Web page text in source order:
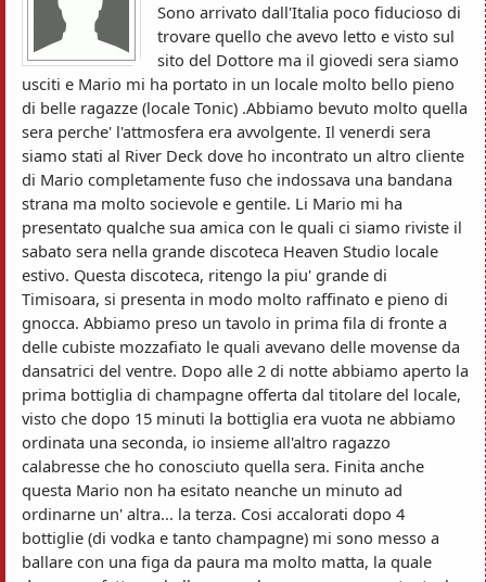
Sono arrivato dall'Italia poco fiducioso di
trovare quello che avevo letto e visto sul
sito del Dottore ma il giovedi sera siamo
usciti e Mario mi ha portato in un locale molto bello pieno
di belle ragazze (locale Tonic) .Abbiamo bevuto molto quella
sera perche' l'attmosfera era avvolgente. Il venerdi sera
siamo stati al River Deck dove ho incontrato un altro cliente
di Mario completamente fuso che indossava una bandana
strana ma molto socievole e gentile. Li Mario mi ha
presentato qualche sua amica con le quali ci siamo riviste il
sabato sera nella grande discoteca Heaven Studio locale
estivo. Questa discoteca, ritengo la piu' grande di
Timisoara, si presenta in modo molto raffinato e pieno di
gnocca. Abbiamo preso un tavolo in prima fila di fronte a
delle cubiste mozzafiato le quali avevano delle movense da
dansatrici del ventre. Dopo alle 2 di notte abbiamo aperto la
prima bottiglia di champagne offerta dal titolare del locale,
visto che dopo 15 minuti la bottiglia era vuota ne abbiamo
ordinata una seconda, io insieme all'altro ragazzo
calabresse che ho conosciuto quella sera. Finita anche
questa Mario non ha esitato neanche un minuto ad
ordinarne un' altra... la terza. Cosi accalorati dopo 4
bottiglie (di vodka e tanto champagne) mi sono messo a
ballare con una figa da paura ma molto matta, la quale